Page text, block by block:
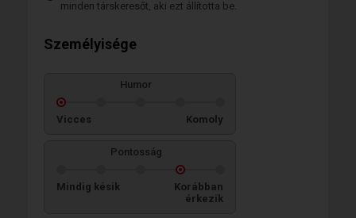
minden társkeresőt, aki ezt állította be.
Személyisége
Humor
Vicces Komoly
Pontosság
Mindig késik
Korábban
érkezik